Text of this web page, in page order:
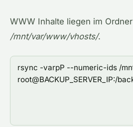
WWW Inhalte liegen im Ordner
/mnt/var/www/vhosts/.